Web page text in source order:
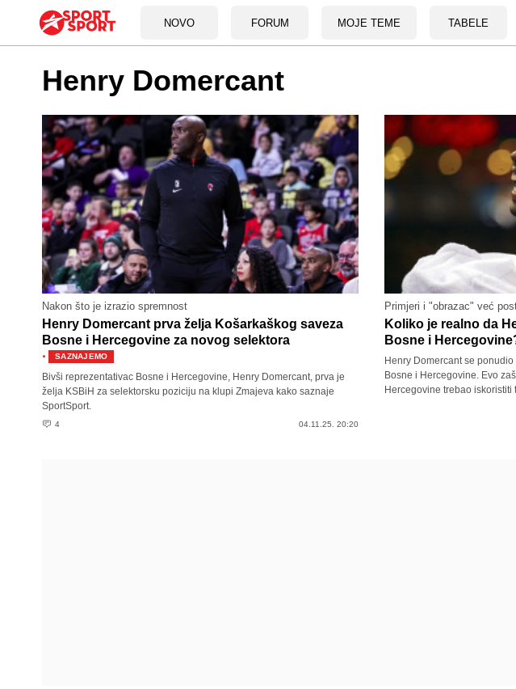
NOVO FORUM MOJE TEME TABELE
Henry Domercant
Nakon što je izrazio spremnost
Henry Domercant prva želja Košarkaškog saveza
Bosne i Hercegovine za novog selektora
· SAZNAJEMO
Bivši reprezentativac Bosne i Hercegovine, Henry Domercant, prva je
želja KSBiH za selektorsku poziciju na klupi Zmajeva kako saznaje
SportSport.
4 04.11.25. 20:20
Primjeri i "obrazac" već
Koliko je realno da
Bosne i
Henry Domercant se
Bosne i Hercegovine. Evo
Hercegovine trebao iskoristiti